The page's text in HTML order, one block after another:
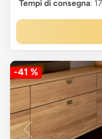
Tempi di consegna:
-41 %